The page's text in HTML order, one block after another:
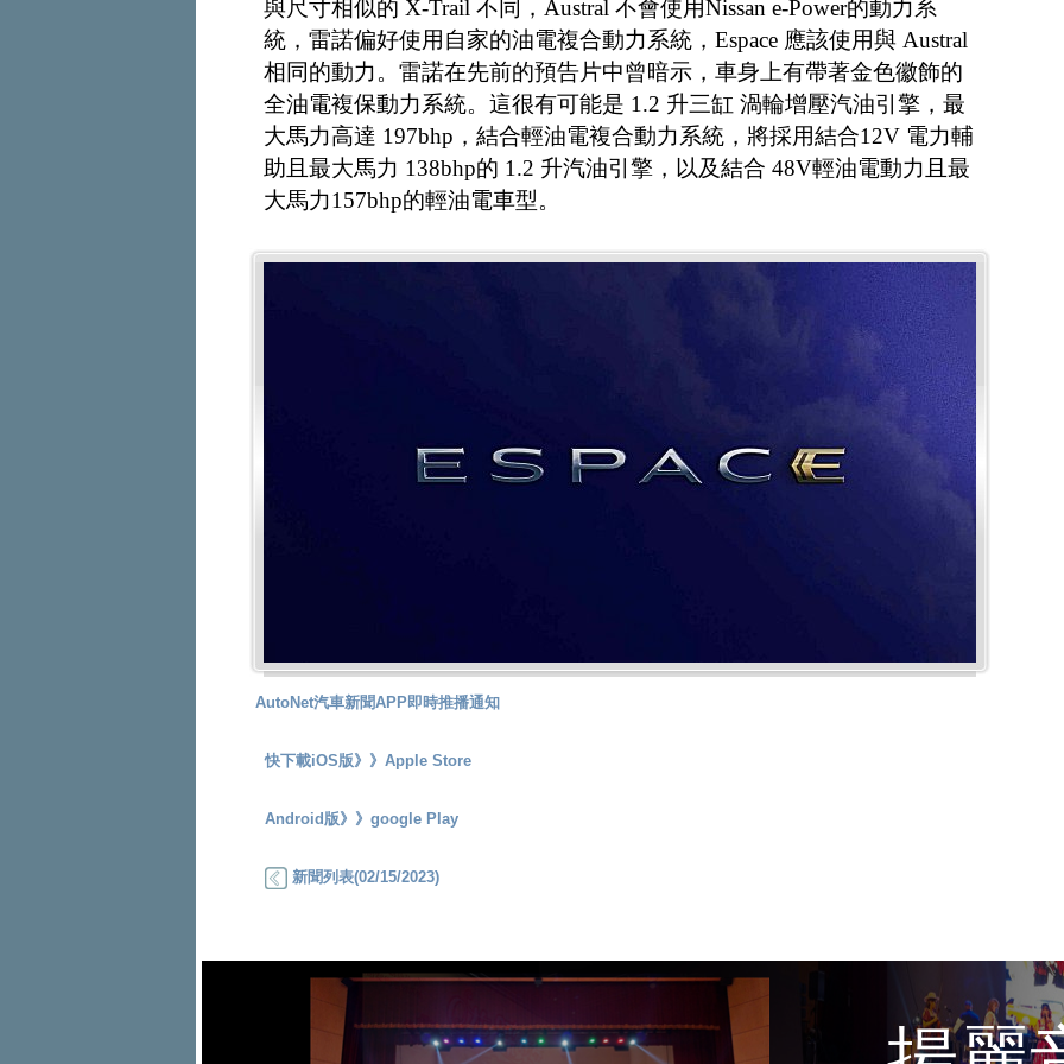
與尺寸相似的 X-Trail 不同，Austral 不會使用Nissan e-Power的動力系
統，雷諾偏好使用自家的油電複合動力系統，Espace 應該使用與 Austral
相同的動力。雷諾在先前的預告片中曾暗示，車身上有帶著金色徽飾的
全油電複保動力系統。這很有可能是 1.2 升三缸 渦輪增壓汽油引擎，最
大馬力高達 197bhp，結合輕油電複合動力系統，將採用結合12V 電力輔
助且最大馬力 138bhp的 1.2 升汽油引擎，以及結合 48V輕油電動力且最
大馬力157bhp的輕油電車型。
AutoNet汽車新聞APP即時推播通知
快下載iOS版》》 Apple Store
Android版》》 google Play
新聞列表(02/15/2023)